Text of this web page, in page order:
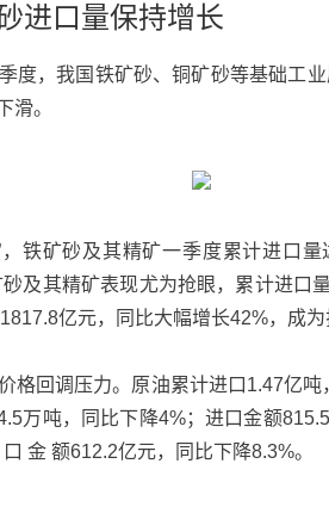
进口量保持增长
度，我国铁矿砂、铜矿砂等基础工
滑。
铁矿砂及其精矿一季度累计进口
及其精矿表现尤为抢眼，累计进口
亿元，同比大幅增长42%，成
格回调压力。原油累计进口1.47亿
万吨，同比下降4%；进口金额
金 额612.2亿元，同比下降8.3%。